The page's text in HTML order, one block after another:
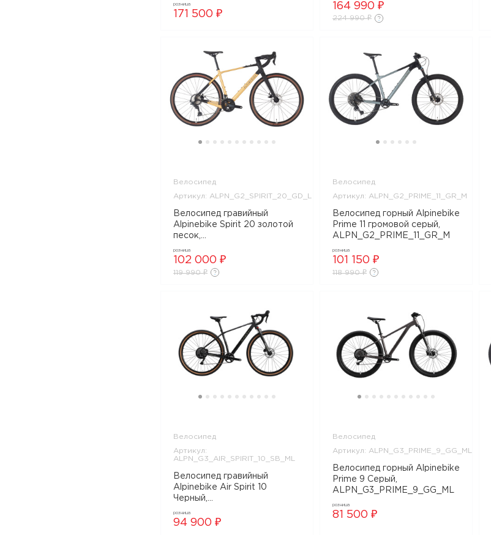
розница
171 500 ₽
164 990 ₽
224 990 ₽
Велосипед
Артикул: ALPN_G2_SPIRIT_20_GD_L
Велосипед гравийный
Alpinebike Spirit 20 золотой
песок,
розница
102 000 ₽
119 990 ₽
Велосипед
Артикул: ALPN_G2_PRIME_11_GR_M
Велосипед горный Alpinebike
Prime 11 громовой серый,
ALPN_G2_PRIME_11_GR_M
розница
101 150 ₽
118 990 ₽
Велосипед
Артикул:
ALPN_G3_AIR_SPIRIT_10_SB_ML
Велосипед гравийный
Alpinebike Air Spirit 10
Черный,
розница
94 900 ₽
Велосипед
Артикул: ALPN_G3_PRIME_9_GG_ML
Велосипед горный Alpinebike
Prime 9 Серый,
ALPN_G3_PRIME_9_GG_ML
розница
81 500 ₽